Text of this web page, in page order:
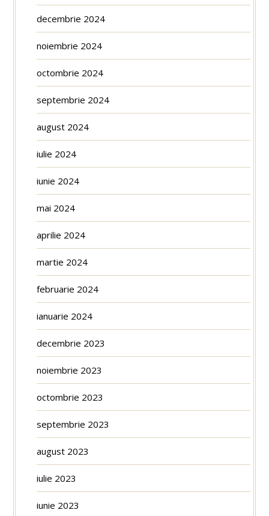
decembrie 2024
noiembrie 2024
octombrie 2024
septembrie 2024
august 2024
iulie 2024
iunie 2024
mai 2024
aprilie 2024
martie 2024
februarie 2024
ianuarie 2024
decembrie 2023
noiembrie 2023
octombrie 2023
septembrie 2023
august 2023
iulie 2023
iunie 2023